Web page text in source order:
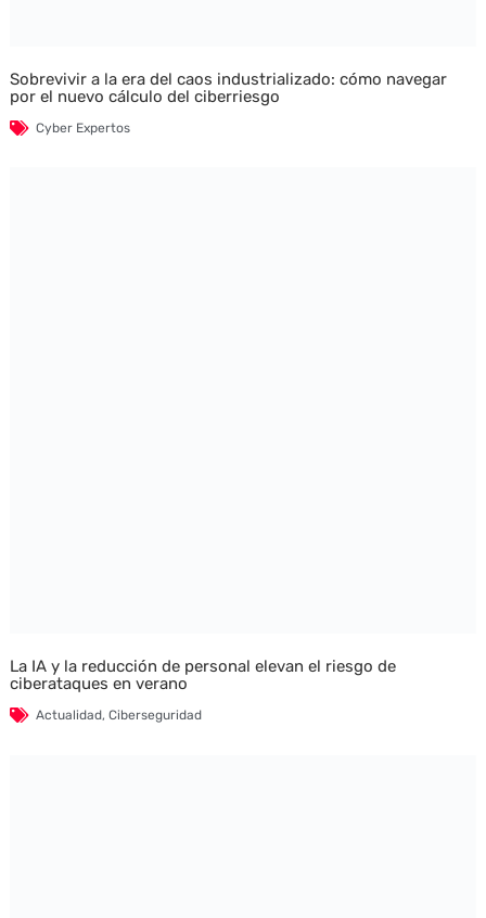
Sobrevivir a la era del caos industrializado: cómo navegar
por el nuevo cálculo del ciberriesgo
Cyber Expertos
La IA y la reducción de personal elevan el riesgo de
ciberataques en verano
Actualidad, Ciberseguridad